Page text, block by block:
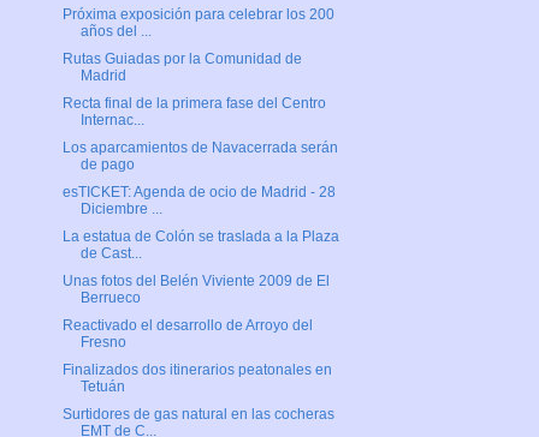
Próxima exposición para celebrar los 200
años del ...
Rutas Guiadas por la Comunidad de
Madrid
Recta final de la primera fase del Centro
Internac...
Los aparcamientos de Navacerrada serán
de pago
esTICKET: Agenda de ocio de Madrid - 28
Diciembre ...
La estatua de Colón se traslada a la Plaza
de Cast...
Unas fotos del Belén Viviente 2009 de El
Berrueco
Reactivado el desarrollo de Arroyo del
Fresno
Finalizados dos itinerarios peatonales en
Tetuán
Surtidores de gas natural en las cocheras
EMT de C...